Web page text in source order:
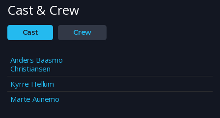
Cast & Crew
Cast Crew
Anders Baasmo
Christiansen
Kyrre Hellum
Marte Aunemo